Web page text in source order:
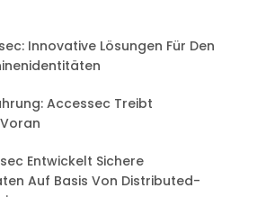
Innovative Lösungen Für Den
Accessec Treibt
Entwickelt Sichere
Auf Basis Von Distributed-